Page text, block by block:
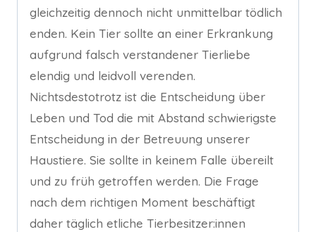
gleichzeitig dennoch nicht unmittelbar tödlich
enden. Kein Tier sollte an einer Erkrankung
aufgrund falsch verstandener Tierliebe
elendig und leidvoll verenden.
Nichtsdestotrotz ist die Entscheidung über
Leben und Tod die mit Abstand schwierigste
Entscheidung in der Betreuung unserer
Haustiere. Sie sollte in keinem Falle übereilt
und zu früh getroffen werden. Die Frage
nach dem richtigen Moment beschäftigt
daher täglich etliche Tierbesitzer:innen